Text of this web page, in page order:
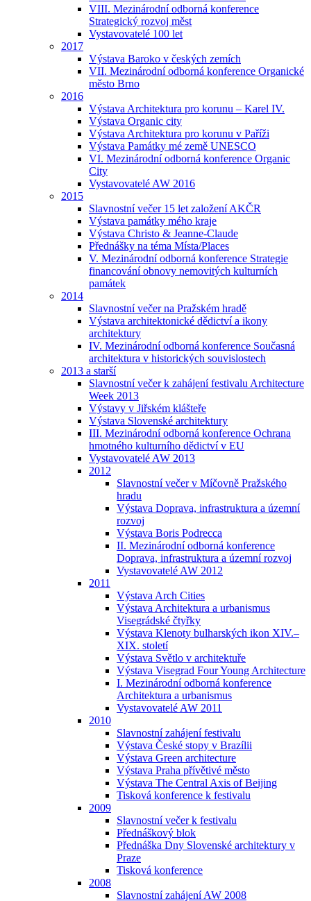
VIII. Mezinárodní odborná konference
Strategický rozvoj měst
Vystavovatelé 100 let
2017
Výstava Baroko v českých zemích
VII. Mezinárodní odborná konference Organické
město Brno
2016
Výstava Architektura pro korunu – Karel IV.
Výstava Organic city
Výstava Architektura pro korunu v Paříži
Výstava Památky mé země UNESCO
VI. Mezinárodní odborná konference Organic
City
Vystavovatelé AW 2016
2015
Slavnostní večer 15 let založení AKČR
Výstava památky mého kraje
Výstava Christo & Jeanne-Claude
Přednášky na téma Místa/Places
V. Mezinárodní odborná konference Strategie
financování obnovy nemovitých kulturních
památek
2014
Slavnostní večer na Pražském hradě
Výstava architektonické dědictví a ikony
architektury
IV. Mezinárodní odborná konference Současná
architektura v historických souvislostech
2013 a starší
Slavnostní večer k zahájení festivalu Architecture
Week 2013
Výstavy v Jiřském klášteře
Výstava Slovenské architektury
III. Mezinárodní odborná konference Ochrana
hmotného kulturního dědictví v EU
Vystavovatelé AW 2013
2012
Slavnostní večer v Míčovně Pražského
hradu
Výstava Doprava, infrastruktura a územní
rozvoj
Výstava Boris Podrecca
II. Mezinárodní odborná konference
Doprava, infrastruktura a územní rozvoj
Vystavovatelé AW 2012
2011
Výstava Arch Cities
Výstava Architektura a urbanismus
Visegrádské čtyřky
Výstava Klenoty bulharských ikon XIV.–
XIX. století
Výstava Světlo v architektuře
Výstava Visegrad Four Young Architecture
I. Mezinárodní odborná konference
Architektura a urbanismus
Vystavovatelé AW 2011
2010
Slavnostní zahájení festivalu
Výstava České stopy v Brazílii
Výstava Green architecture
Výstava Praha přívětivé město
Výstava The Central Axis of Beijing
Tisková konference k festivalu
2009
Slavnostní večer k festivalu
Přednáškový blok
Přednáška Dny Slovenské architektury v
Praze
Tisková konference
2008
Slavnostní zahájení AW 2008